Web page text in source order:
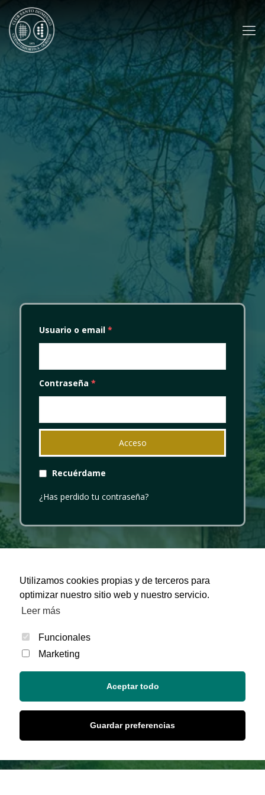
Utilizamos cookies propias y de terceros para
optimizar nuestro sitio web y nuestro servicio.
Leer más
Funcionales
Marketing
Aceptar todo
Guardar preferencias
Usuario o email *
Contraseña *
Recuérdame
¿Has perdido tu contraseña?